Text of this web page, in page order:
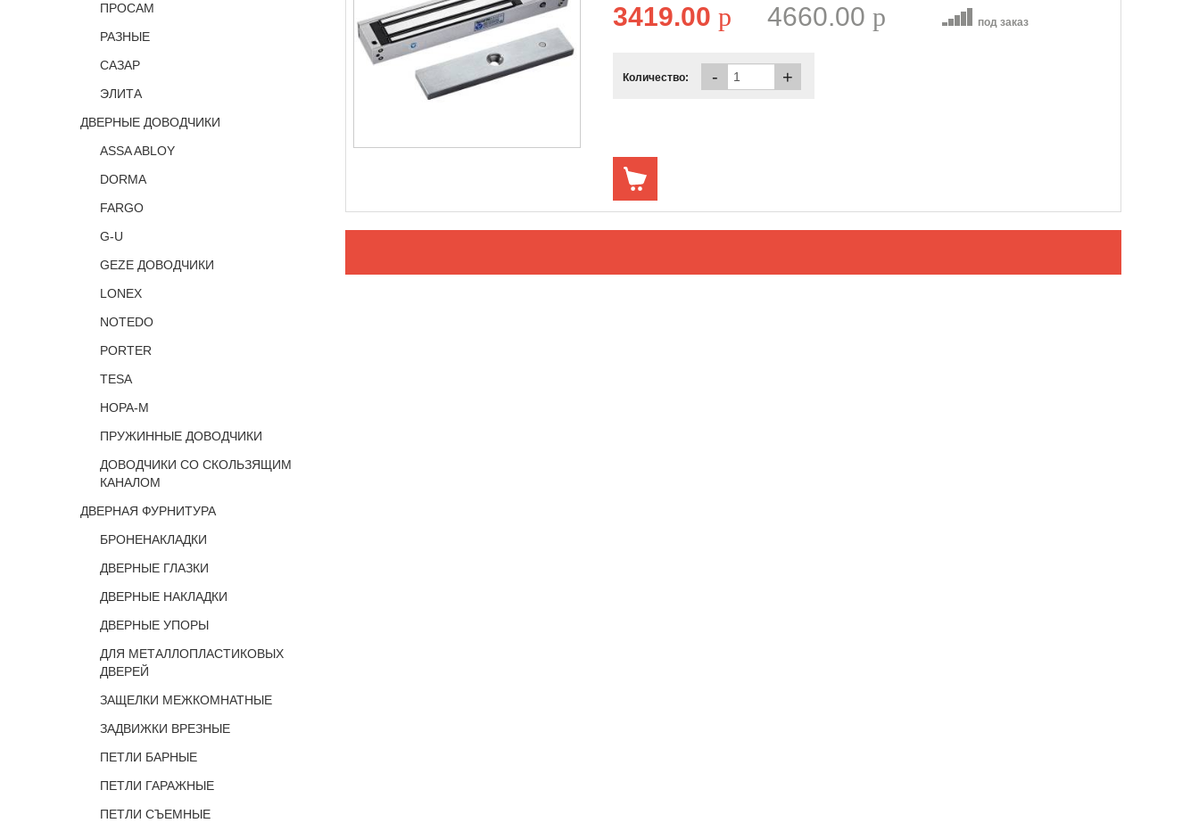
ПРОСАМ
РАЗНЫЕ
САЗАР
ЭЛИТА
ДВЕРНЫЕ ДОВОДЧИКИ
ASSA ABLOY
DORMA
FARGO
G-U
GEZE ДОВОДЧИКИ
LONEX
NOTEDO
PORTER
TESA
НОРА-М
ПРУЖИННЫЕ ДОВОДЧИКИ
ДОВОДЧИКИ СО СКОЛЬЗЯЩИМ
КАНАЛОМ
ДВЕРНАЯ ФУРНИТУРА
БРОНЕНАКЛАДКИ
ДВЕРНЫЕ ГЛАЗКИ
ДВЕРНЫЕ НАКЛАДКИ
ДВЕРНЫЕ УПОРЫ
ДЛЯ МЕТАЛЛОПЛАСТИКОВЫХ
ДВЕРЕЙ
ЗАЩЕЛКИ МЕЖКОМНАТНЫЕ
ЗАДВИЖКИ ВРЕЗНЫЕ
ПЕТЛИ БАРНЫЕ
ПЕТЛИ ГАРАЖНЫЕ
ПЕТЛИ СЪЕМНЫЕ
3419.00p 4660.00p под заказ
Количество: - +